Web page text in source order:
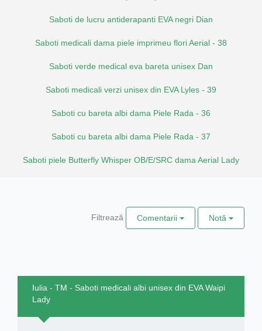
Saboti de lucru antiderapanti EVA negri Dian
Saboti medicali dama piele imprimeu flori Aerial - 38
Saboti verde medical eva bareta unisex Dan
Saboti medicali verzi unisex din EVA Lyles - 39
Saboti cu bareta albi dama Piele Rada - 36
Saboti cu bareta albi dama Piele Rada - 37
Saboti piele Butterfly Whisper OB/E/SRC dama Aerial Lady
Filtrează Comentarii Notă
Iulia - TM - Saboti medicali albi unisex din EVA Waipi
Lady